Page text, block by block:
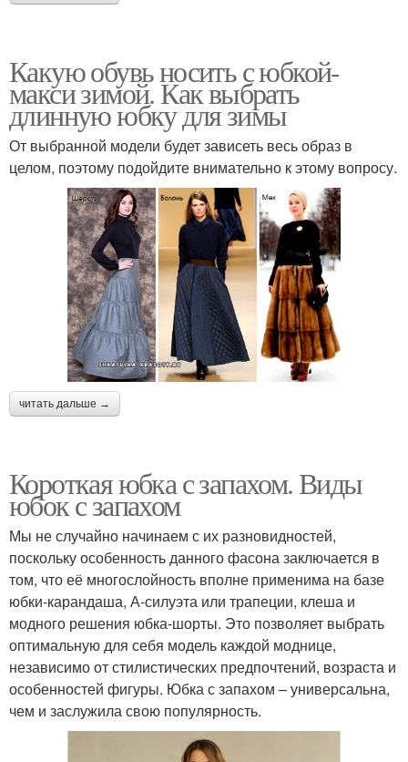
Какую обувь носить с юбкой-
макси зимой. Как выбрать
длинную юбку для зимы
От выбранной модели будет зависеть весь образ в
целом, поэтому подойдите внимательно к этому вопросу.
читать дальше →
Короткая юбка с запахом. Виды
юбок с запахом
Мы не случайно начинаем с их разновидностей,
поскольку особенность данного фасона заключается в
том, что её многослойность вполне применима на базе
юбки-карандаша, А-силуэта или трапеции, клеша и
модного решения юбка-шорты. Это позволяет выбрать
оптимальную для себя модель каждой моднице,
независимо от стилистических предпочтений, возраста и
особенностей фигуры. Юбка с запахом – универсальна,
чем и заслужила свою популярность.